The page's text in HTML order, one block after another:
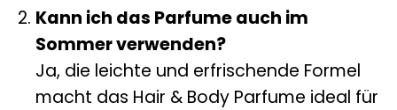
Kann ich das Parfume auch im
Sommer verwenden?
Ja, die leichte und erfrischende Formel
macht das Hair & Body Parfume ideal für